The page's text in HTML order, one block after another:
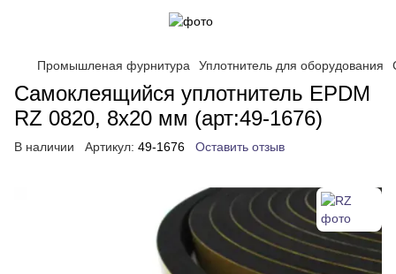
Промышленая фурнитура Уплотнитель для оборудования
Самоклеящийся уплотнитель EPDM
RZ 0820, 8х20 мм (арт:49-1676)
В наличии Артикул: 49-1676 Оставить отзыв